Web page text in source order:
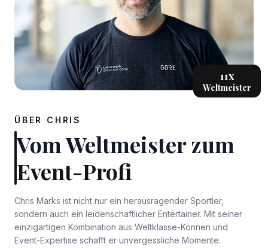
11x
Weltmeister
ÜBER CHRIS
Vom Weltmeister zum
Event-Profi
Chris Marks ist nicht nur ein herausragender Sportler,
sondern auch ein leidenschaftlicher Entertainer. Mit seiner
einzigartigen Kombination aus Weltklasse-Können und
Event-Expertise schafft er unvergessliche Momente.